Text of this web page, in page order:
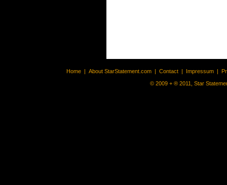
Home | About StarStatement.com | Contact | Impressum |
© 2009 + ® 2011, Star